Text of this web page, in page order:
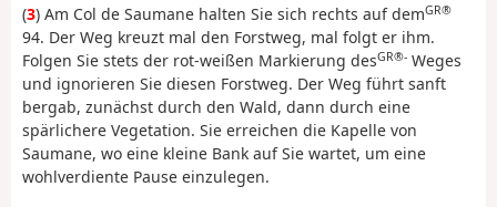
(3) Am Col de Saumane halten Sie sich rechts auf demGR®
94. Der Weg kreuzt mal den Forstweg, mal folgt er ihm.
Folgen Sie stets der rot-weißen Markierung desGR®- Weges
und ignorieren Sie diesen Forstweg. Der Weg führt sanft
bergab, zunächst durch den Wald, dann durch eine
spärlichere Vegetation. Sie erreichen die Kapelle von
Saumane, wo eine kleine Bank auf Sie wartet, um eine
wohlverdiente Pause einzulegen.